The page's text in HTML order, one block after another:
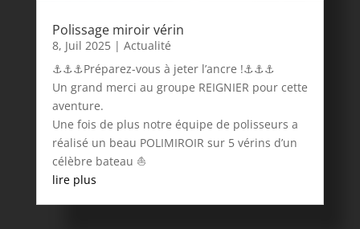
Polissage miroir vérin
8, Juil 2025| Actualité
⚓⚓⚓Préparez-vous à jeter l’ancre !⚓⚓⚓
Un grand merci au groupe REIGNIER pour cette
aventure.
Une fois de plus notre équipe de polisseurs a
réalisé un beau POLIMIROIR sur 5 vérins d’un
célèbre bateau ⛵
lire plus